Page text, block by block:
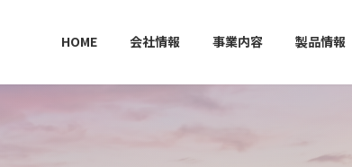
HOME 会社情報 事業内容 製品情報